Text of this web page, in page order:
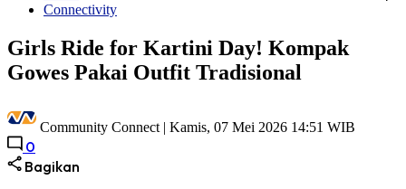
Connectivity
Girls Ride for Kartini Day! Kompak
Gowes Pakai Outfit Tradisional
Community Connect | Kamis, 07 Mei 2026 14:51 WIB
0
Bagikan